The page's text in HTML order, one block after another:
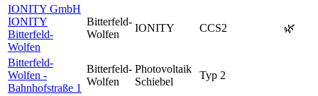
IONITY GmbH
IONITY
Bitterfeld-
Wolfen
Bitterfeld-
Wolfen
IONITY CCS2 🌿
Bitterfeld-
Wolfen -
Bahnhofstraße 1
Bitterfeld-
Wolfen
Photovoltaik
Schiebel
Typ 2